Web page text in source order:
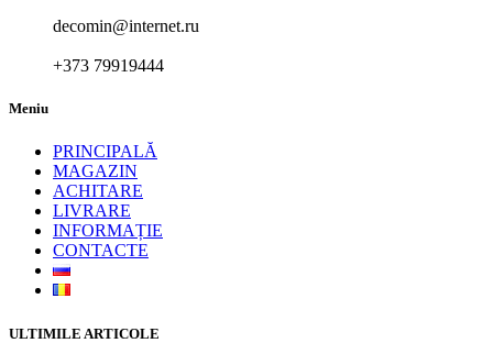
decomin@internet.ru
+373 79919444
Meniu
PRINCIPALĂ
MAGAZIN
ACHITARE
LIVRARE
INFORMAȚIE
CONTACTE
ULTIMILE ARTICOLE